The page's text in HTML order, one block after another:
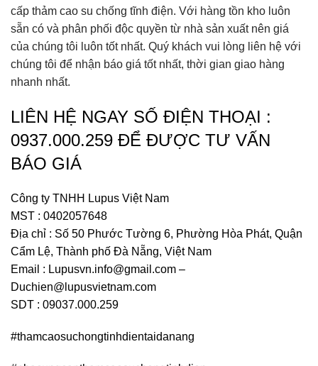
cấp thảm cao su chống tĩnh điện. Với hàng tồn kho luôn
sẵn có và phân phối độc quyền từ nhà sản xuất nên giá
của chúng tôi luôn tốt nhất. Quý khách vui lòng liên hệ với
chúng tôi để nhận báo giá tốt nhất, thời gian giao hàng
nhanh nhất.
LIÊN HỆ NGAY SỐ ĐIỆN THOẠI :
0937.000.259 ĐỂ ĐƯỢC TƯ VẤN
BÁO GIÁ
Công ty TNHH Lupus Việt Nam
MST : 0402057648
Địa chỉ : Số 50 Phước Tường 6, Phường Hòa Phát, Quận
Cẩm Lệ, Thành phố Đà Nẵng, Việt Nam
Email : Lupusvn.info@gmail.com –
Duchien@lupusvietnam.com
SDT : 09037.000.259
#thamcaosuchongtinhdientaidanang